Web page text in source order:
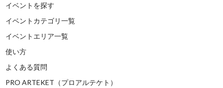
イベントを探す
イベントカテゴリ一覧
イベントエリア一覧
使い方
よくある質問
PRO ARTEKET（プロアルテケト）